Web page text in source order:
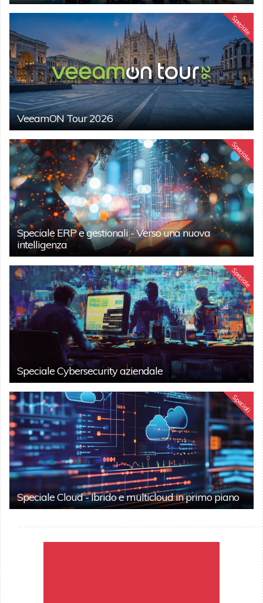
Speciale
VeeamON Tour 2026
Speciale
Speciale ERP e gestionali - Verso una nuova
intelligenza
Speciale
Speciale Cybersecurity aziendale
Speciali
Speciale Cloud - Ibrido e multicloud in primo piano